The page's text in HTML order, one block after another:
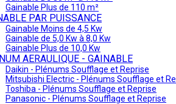
Gainable Plus de 110 m²
PAR PUISSANCE
Gainable Moins de 4,5 Kw
Gainable de 5,0 Kw à 8,0 Kw
Gainable Plus de 10,0 Kw
AERAULIQUE - GAINABLE
Daikin - Plénums Soufflage et Reprise
Mitsubishi Electric - Plénums Soufflage et
Toshiba - Plénums Soufflage et Reprise
Panasonic - Plénums Soufflage et Reprise